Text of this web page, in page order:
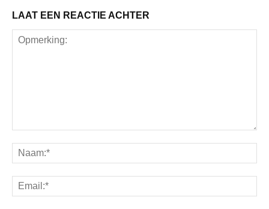
LAAT EEN REACTIE ACHTER